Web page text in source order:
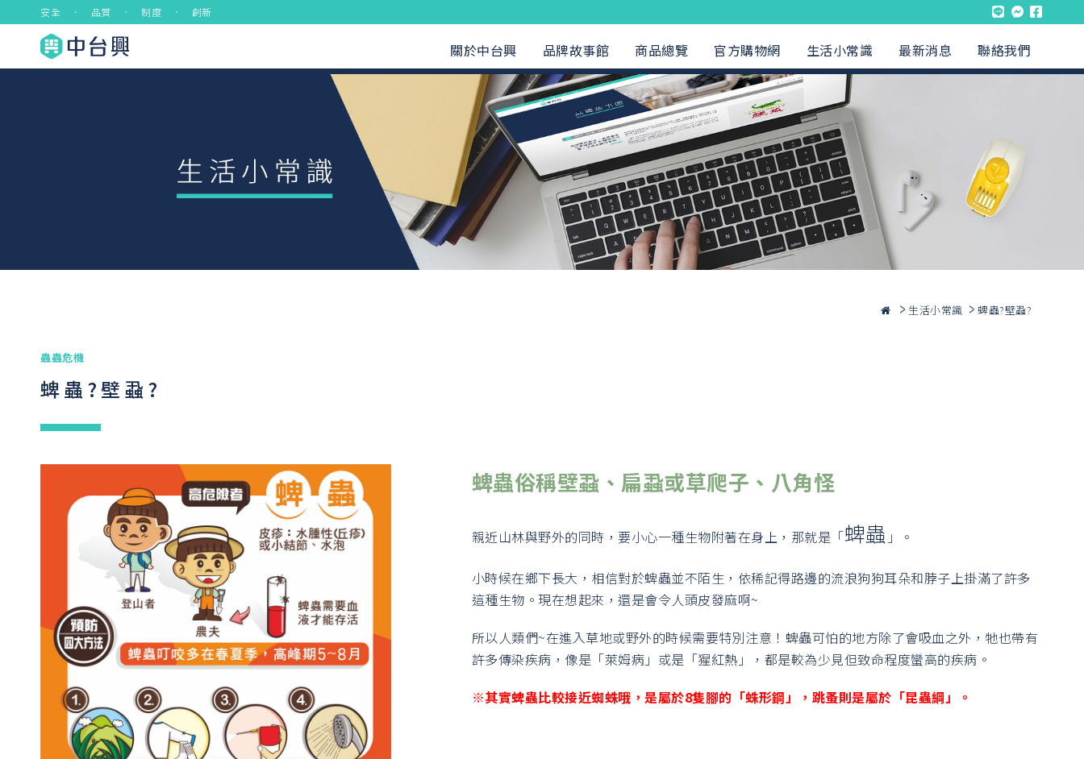
安全 ． 品質 ． 制度 ． 創新
關於中台興 品牌故事館 商品總覽 官方購物網 生活小常識 最新消息 聯絡我們
生活小常識 蜱蟲?壁蝨?
蟲蟲危機
蜱蟲?壁蝨?
蜱蟲俗稱壁蝨、扁蝨或草爬子、八角怪
親近山林與野外的同時，要小心一種生物附著在身上，那就是「蜱蟲 」。
小時候在鄉下長大，相信對於蜱蟲並不陌生，依稀記得路邊的流浪狗狗耳朵和脖子上掛滿了許多
這種生物。現在想起來，還是會令人頭皮發麻啊~
所以人類們~在進入草地或野外的時候需要特別注意！蜱蟲可怕的地方除了會吸血之外，牠也帶有
許多傳染疾病，像是「萊姆病」或是「猩紅熱」，都是較為少見但致命程度蠻高的疾病。
※其實蜱蟲比較接近蜘蛛哦，是屬於8隻腳的「蛛形鋼」，跳蚤則是屬於「昆蟲綱」。